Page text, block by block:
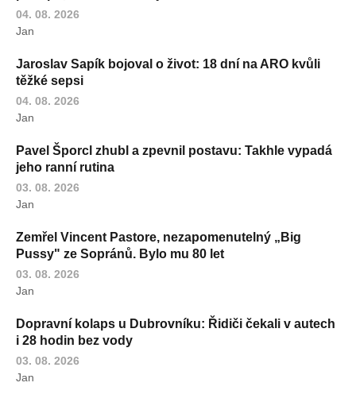
04. 08. 2026
Jan
Jaroslav Sapík bojoval o život: 18 dní na ARO kvůli
těžké sepsi
04. 08. 2026
Jan
Pavel Šporcl zhubl a zpevnil postavu: Takhle vypadá
jeho ranní rutina
03. 08. 2026
Jan
Zemřel Vincent Pastore, nezapomenutelný „Big
Pussy" ze Sopránů. Bylo mu 80 let
03. 08. 2026
Jan
Dopravní kolaps u Dubrovníku: Řidiči čekali v autech
i 28 hodin bez vody
03. 08. 2026
Jan